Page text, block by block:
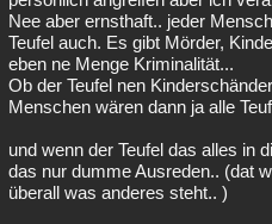
Nee aber ernsthaft.. jeder
Teufel auch. Es gibt Mörder,
eben ne Menge Kriminalität...
Ob der Teufel nen
Menschen wären dann ja alle
und wenn der Teufel das alles in
das nur dumme Ausreden.. (dat
überall was anderes steht.. )